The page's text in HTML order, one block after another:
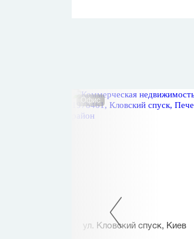
Офис
ул. Кловский спуск, Киев